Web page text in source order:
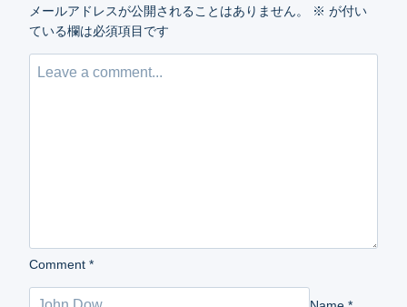
メールアドレスが公開されることはありません。 ※ が付い
ている欄は必須項目です
Comment *